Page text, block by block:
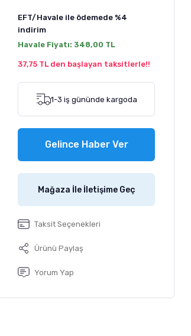
EFT/Havale ile ödemede %4
indirim
Havale Fiyatı: 348,00 TL
37,75 TL den başlayan taksitlerle!!
1-3 iş gününde kargoda
Gelince Haber Ver
Mağaza İle İletişime Geç
Taksit Seçenekleri
Ürünü Paylaş
Yorum Yap